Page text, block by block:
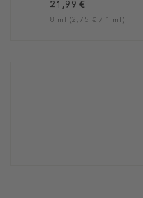
21,99 €
8 ml (2,75 € / 1 ml)